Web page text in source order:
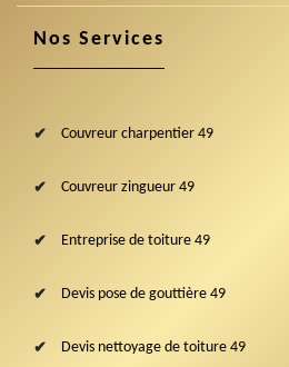
Nos Services
Couvreur charpentier 49
Couvreur zingueur 49
Entreprise de toiture 49
Devis pose de gouttière 49
Devis nettoyage de toiture 49